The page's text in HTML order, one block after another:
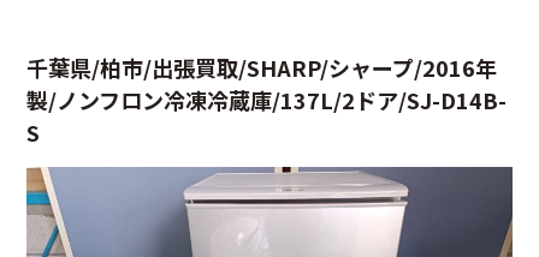
千葉県/柏市/出張買取/SHARP/シャープ/2016年
製/ノンフロン冷凍冷蔵庫/137L/2ドア/SJ-D14B-
S